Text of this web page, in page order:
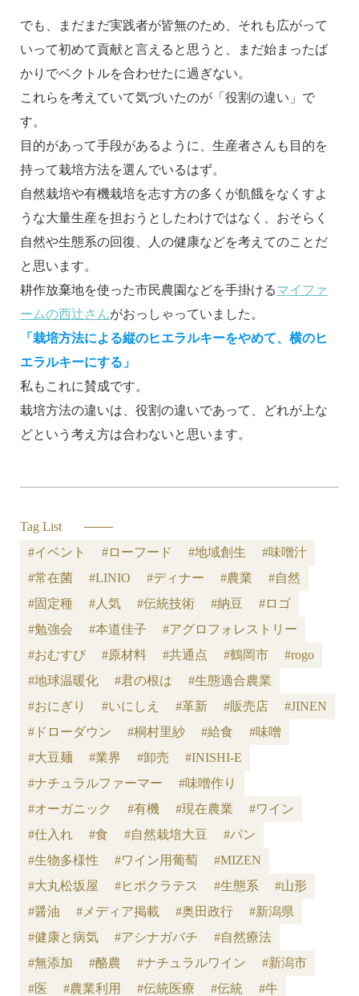
でも、まだまだ実践者が皆無のため、それも広がって
いって初めて貢献と言えると思うと、まだ始まったば
かりでベクトルを合わせたに過ぎない。
これらを考えていて気づいたのが「役割の違い」で
す。
目的があって手段があるように、生産者さんも目的を
持って栽培方法を選んでいるはず。
自然栽培や有機栽培を志す方の多くが飢餓をなくすよ
うな大量生産を担おうとしたわけではなく、おそらく
自然や生態系の回復、人の健康などを考えてのことだ
と思います。
耕作放棄地を使った市民農園などを手掛けるマイファ
ームの西辻さんがおっしゃっていました。
「栽培方法による縦のヒエラルキーをやめて、横のヒ
エラルキーにする」
私もこれに賛成です。
栽培方法の違いは、役割の違いであって、どれが上な
どという考え方は合わないと思います。
Tag List
#イベント
#ローフード #地域創生
#味噌汁
#常在菌
#LINIO #ディナー #農業
#自然
#固定種
#人気 #伝統技術 #納豆
#ロゴ
#勉強会
#本道佳子
#アグロフォレストリー
#おむすび
#原材料 #共通点 #鶴岡市
#rogo
#地球温暖化
#君の根は
#生態適合農業
#おにぎり
#いにしえ #革新 #販売店
#JINEN
#ドローダウン
#桐村里紗 #給食
#味噌
#大豆麺
#業界 #卸売
#INISHI-E
#ナチュラルファーマー
#味噌作り
#オーガニック
#有機 #現在農業
#ワイン
#仕入れ
#食 #自然栽培大豆
#パン
#生物多様性
#ワイン用葡萄
#MIZEN
#大丸松坂屋
#ヒポクラテス #生態系
#山形
#醤油
#メディア掲載 #奥田政行
#新潟県
#健康と病気
#アシナガバチ
#自然療法
#無添加
#酪農 #ナチュラルワイン
#新潟市
#医
#農業利用 #伝統医療 #伝統 #牛